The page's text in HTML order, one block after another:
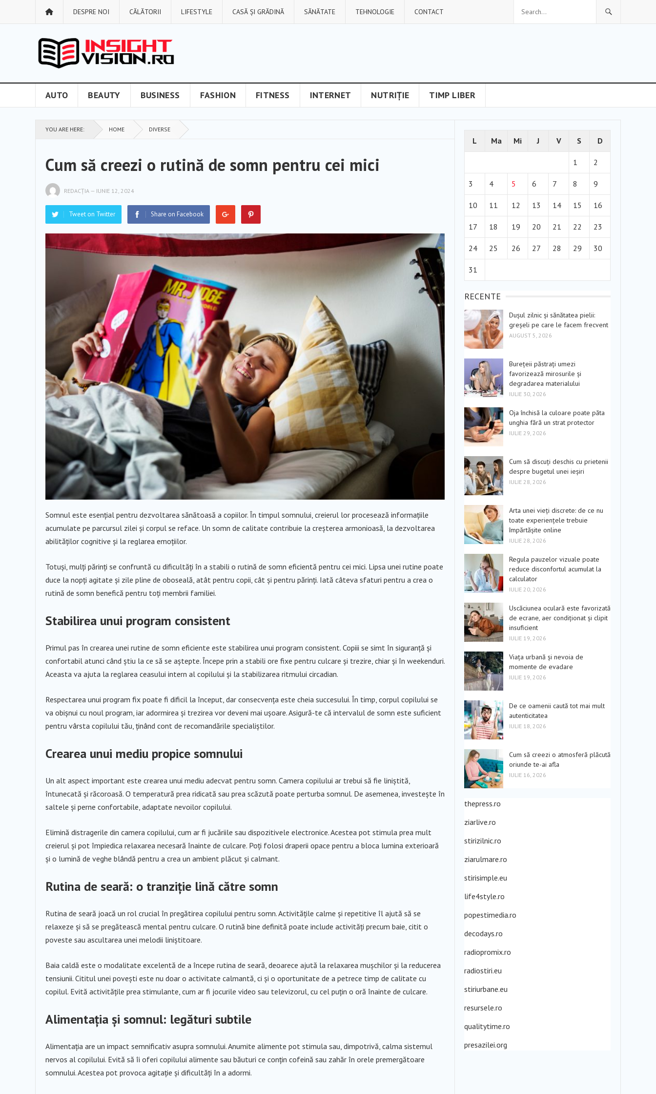
DESPRE NOI CĂLĂTORII LIFESTYLE CASĂ ȘI GRĂDINĂ SĂNĂTATE TEHNOLOGIE CONTACT
AUTO BEAUTY BUSINESS FASHION FITNESS INTERNET NUTRIȚIE TIMP LIBER
YOU ARE HERE: HOME DIVERSE
Cum să creezi o rutină de somn pentru cei mici
REDACȚIA — IUNIE 12, 2024
Tweet on Twitter Share on Facebook
Somnul este esențial pentru dezvoltarea sănătoasă a copiilor. În timpul somnului, creierul lor procesează informațiile
acumulate pe parcursul zilei și corpul se reface. Un somn de calitate contribuie la creșterea armonioasă, la dezvoltarea
abilităților cognitive și la reglarea emoțiilor.
Totuși, mulți părinți se confruntă cu dificultăți în a stabili o rutină de somn eficientă pentru cei mici. Lipsa unei rutine poate
duce la nopți agitate și zile pline de oboseală, atât pentru copii, cât și pentru părinți. Iată câteva sfaturi pentru a crea o
rutină de somn benefică pentru toți membrii familiei.
Stabilirea unui program consistent
Primul pas în crearea unei rutine de somn eficiente este stabilirea unui program consistent. Copiii se simt în siguranță și
confortabil atunci când știu la ce să se aștepte. Începe prin a stabili ore fixe pentru culcare și trezire, chiar și în weekenduri.
Aceasta va ajuta la reglarea ceasului intern al copilului și la stabilizarea ritmului circadian.
Respectarea unui program fix poate fi dificil la început, dar consecvența este cheia succesului. În timp, corpul copilului se
va obișnui cu noul program, iar adormirea și trezirea vor deveni mai ușoare. Asigură-te că intervalul de somn este suficient
pentru vârsta copilului tău, ținând cont de recomandările specialiștilor.
Crearea unui mediu propice somnului
Un alt aspect important este crearea unui mediu adecvat pentru somn. Camera copilului ar trebui să fie liniștită,
întunecată și răcoroasă. O temperatură prea ridicată sau prea scăzută poate perturba somnul. De asemenea, investește în
saltele și perne confortabile, adaptate nevoilor copilului.
Elimină distragerile din camera copilului, cum ar fi jucăriile sau dispozitivele electronice. Acestea pot stimula prea mult
creierul și pot împiedica relaxarea necesară înainte de culcare. Poți folosi draperii opace pentru a bloca lumina exterioară
și o lumină de veghe blândă pentru a crea un ambient plăcut și calmant.
Rutina de seară: o tranziție lină către somn
Rutina de seară joacă un rol crucial în pregătirea copilului pentru somn. Activitățile calme și repetitive îl ajută să se
relaxeze și să se pregătească mental pentru culcare. O rutină bine definită poate include activități precum baie, citit o
poveste sau ascultarea unei melodii liniștitoare.
Baia caldă este o modalitate excelentă de a începe rutina de seară, deoarece ajută la relaxarea mușchilor și la reducerea
tensiunii. Cititul unei povești este nu doar o activitate calmantă, ci și o oportunitate de a petrece timp de calitate cu
copilul. Evită activitățile prea stimulante, cum ar fi jocurile video sau televizorul, cu cel puțin o oră înainte de culcare.
Alimentația și somnul: legături subtile
Alimentația are un impact semnificativ asupra somnului. Anumite alimente pot stimula sau, dimpotrivă, calma sistemul
nervos al copilului. Evită să îi oferi copilului alimente sau băuturi ce conțin cofeină sau zahăr în orele premergătoare
somnului. Acestea pot provoca agitație și dificultăți în a adormi.
L Ma Mi J V S D
1 2
3 4 5 6 7 8 9
10 11 12 13 14 15 16
17 18 19 20 21 22 23
24 25 26 27 28 29 30
31
RECENTE
Dușul zilnic și sănătatea pielii:
greșeli pe care le facem frecvent
AUGUST 5, 2026
Burețeii păstrați umezi
favorizează mirosurile și
degradarea materialului
IULIE 30, 2026
Oja închisă la culoare poate păta
unghia fără un strat protector
IULIE 29, 2026
Cum să discuți deschis cu prietenii
despre bugetul unei ieșiri
IULIE 28, 2026
Arta unei vieți discrete: de ce nu
toate experiențele trebuie
împărtășite online
IULIE 28, 2026
Regula pauzelor vizuale poate
reduce disconfortul acumulat la
calculator
IULIE 20, 2026
Uscăciunea oculară este favorizată
de ecrane, aer condiționat și clipit
insuficient
IULIE 19, 2026
Viața urbană și nevoia de
momente de evadare
IULIE 19, 2026
De ce oamenii caută tot mai mult
autenticitatea
IULIE 18, 2026
Cum să creezi o atmosferă plăcută
oriunde te-ai afla
IULIE 16, 2026
thepress.ro
ziarlive.ro
stirizilnic.ro
ziarulmare.ro
stirisimple.eu
life4style.ro
popestimedia.ro
decodays.ro
radiopromix.ro
radiostiri.eu
stiriurbane.eu
resursele.ro
qualitytime.ro
presazilei.org